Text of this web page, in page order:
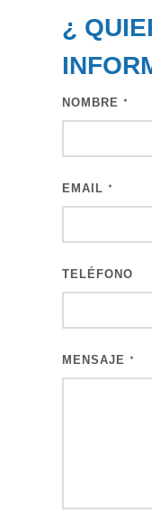
¿
NOMBRE *
EMAIL *
TELÉFONO
MENSAJE *